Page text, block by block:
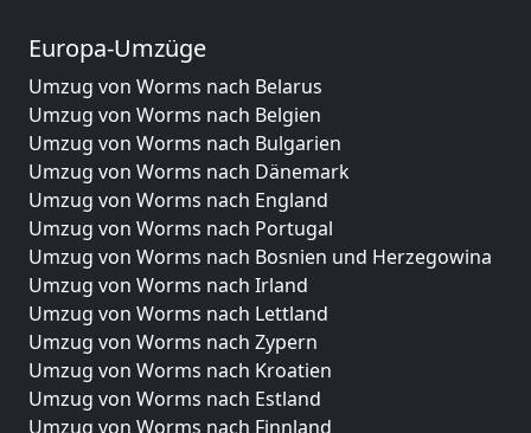
Europa-Umzüge
Umzug von Worms nach Belarus
Umzug von Worms nach Belgien
Umzug von Worms nach Bulgarien
Umzug von Worms nach Dänemark
Umzug von Worms nach England
Umzug von Worms nach Portugal
Umzug von Worms nach Bosnien und Herzegowina
Umzug von Worms nach Irland
Umzug von Worms nach Lettland
Umzug von Worms nach Zypern
Umzug von Worms nach Kroatien
Umzug von Worms nach Estland
Umzug von Worms nach Finnland